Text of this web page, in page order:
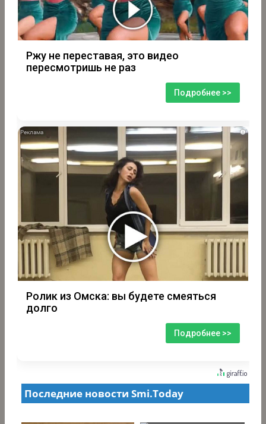
Ржу не переставая, это видео
пересмотришь не раз
Подробнее >>
i
Ролик из Омска: вы будете смеяться
долго
Подробнее >>